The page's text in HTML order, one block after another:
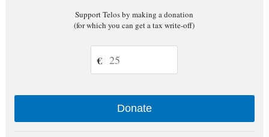
Support Telos by making a donation
(for which you can get a tax write-off)
€
Donate